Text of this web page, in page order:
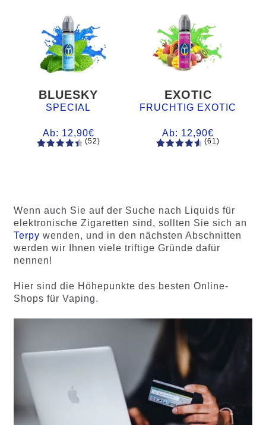
BLUESKY
SPECIAL
Ab: 12,90€
d auf
Kundenb
ewertung
en
(52)
EXOTIC
FRUCHTIG EXOTIC
Ab: 12,90€
auf
Kundenb
ewertung
en
(61)
Wenn auch Sie auf der Suche nach Liquids für
elektronische Zigaretten sind, sollten Sie sich an
Terpy wenden, und in den nächsten Abschnitten
werden wir Ihnen viele triftige Gründe dafür
nennen!
Hier sind die Höhepunkte des besten Online-
Shops für Vaping.